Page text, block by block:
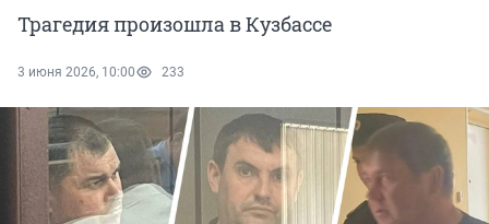
Трагедия произошла в Кузбассе
3 июня 2026, 10:00 233